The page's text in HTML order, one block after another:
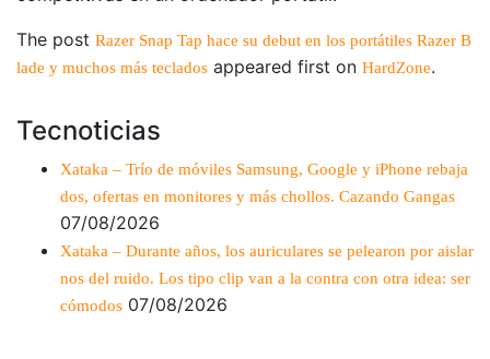
The post Razer Snap Tap hace su debut en los portátiles Razer B
lade y muchos más teclados appeared first on HardZone.
Tecnoticias
Xataka – Trío de móviles Samsung, Google y iPhone rebaja
dos, ofertas en monitores y más chollos. Cazando Gangas
07/08/2026
Xataka – Durante años, los auriculares se pelearon por aislar
nos del ruido. Los tipo clip van a la contra con otra idea: ser
cómodos 07/08/2026